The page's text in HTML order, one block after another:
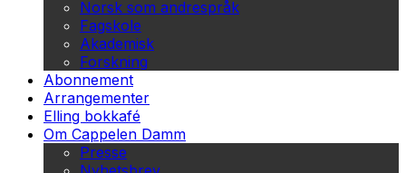
Norsk som andrespråk
Fagskole
Akademisk
Forskning
Abonnement
Arrangementer
Elling bokkafé
Om Cappelen Damm
Presse